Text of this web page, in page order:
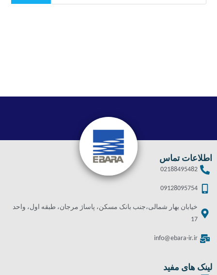
اطلاعات تماس
02188495482
09128095754
خیابان بهار شمالی،جنب بانک مسکن، پاساژ مرجان، طبقه اول، واحد
17
info@ebara-ir.ir
لینک های مفید